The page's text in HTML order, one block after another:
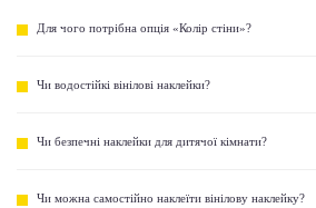
Для чого потрібна опція «Колір стіни»?
Чи водостійкі вінілові наклейки?
Чи безпечні наклейки для дитячої кімнати?
Чи можна самостійно наклеїти вінілову наклейку?